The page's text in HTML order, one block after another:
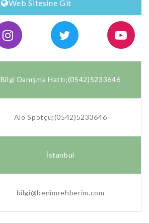
Web Sitesine Git
Bilgi Danışma Hattı;(0542)5233646
Alo Spotçu;(0542)5233646
İstanbul
bilgi@benimrehberim.com